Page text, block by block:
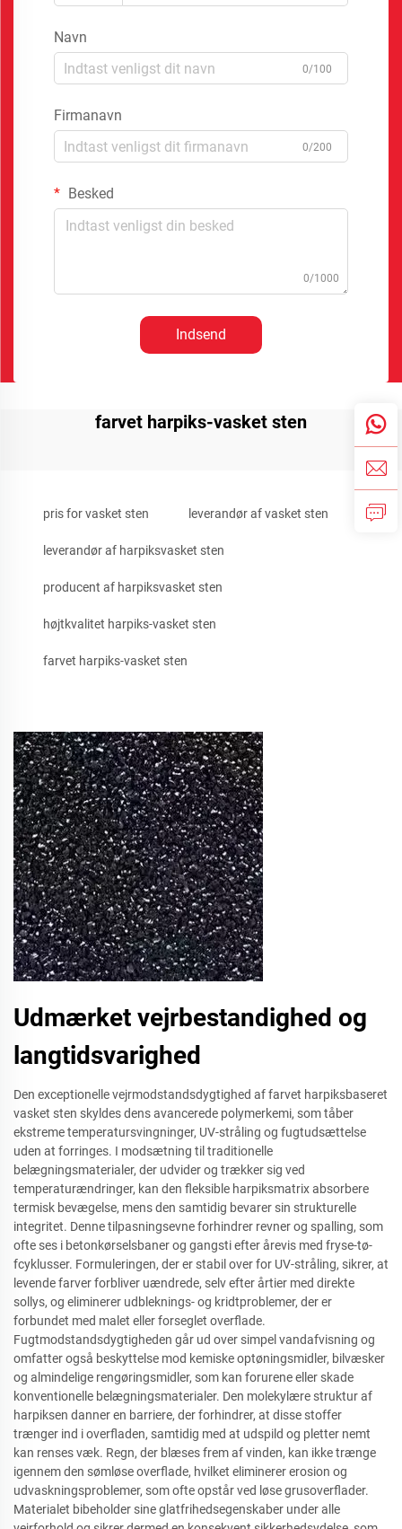
Navn
0/100
Firmanavn
0/200
Besked
0/1000
Indsend
farvet harpiks-vasket sten
pris for vasket sten leverandør af vasket sten
leverandør af harpiksvasket sten
producent af harpiksvasket sten
højtkvalitet harpiks-vasket sten
farvet harpiks-vasket sten
Udmærket vejrbestandighed og
langtidsvarighed
Den exceptionelle vejrmodstandsdygtighed af farvet harpiksbaseret
vasket sten skyldes dens avancerede polymerkemi, som tåber
ekstreme temperatursvingninger, UV-stråling og fugtudsættelse
uden at forringes. I modsætning til traditionelle
belægningsmaterialer, der udvider og trækker sig ved
temperaturændringer, kan den fleksible harpiksmatrix absorbere
termisk bevægelse, mens den samtidig bevarer sin strukturelle
integritet. Denne tilpasningsevne forhindrer revner og spalling, som
ofte ses i betonkørselsbaner og gangsti efter årevis med fryse-tø-
fcyklusser. Formuleringen, der er stabil over for UV-stråling, sikrer, at
levende farver forbliver uændrede, selv efter årtier med direkte
sollys, og eliminerer udbleknings- og kridtproblemer, der er
forbundet med malet eller forseglet overflade.
Fugtmodstandsdygtigheden går ud over simpel vandafvisning og
omfatter også beskyttelse mod kemiske optøningsmidler, bilvæsker
og almindelige rengøringsmidler, som kan forurene eller skade
konventionelle belægningsmaterialer. Den molekylære struktur af
harpiksen danner en barriere, der forhindrer, at disse stoffer
trænger ind i overfladen, samtidig med at udspild og pletter nemt
kan renses væk. Regn, der blæses frem af vinden, kan ikke trænge
igennem den sømløse overflade, hvilket eliminerer erosion og
udvaskningsproblemer, som ofte opstår ved løse grusoverflader.
Materialet bibeholder sine glatfrihedsegenskaber under alle